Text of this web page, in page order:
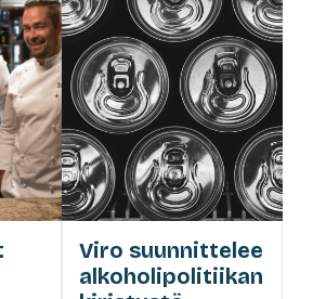
Viro suunnittelee
alkoholipolitiikan